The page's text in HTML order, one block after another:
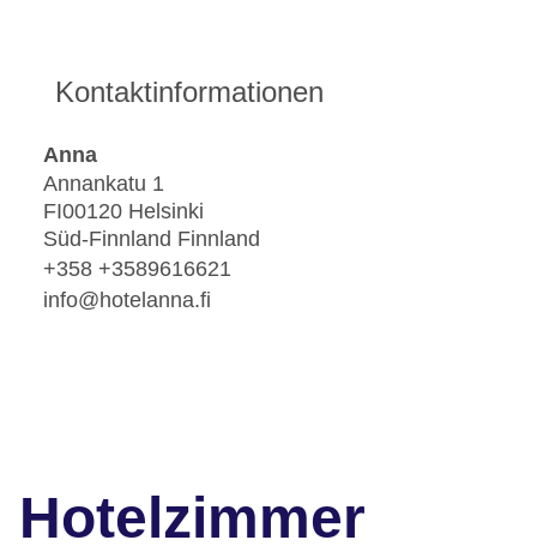
Kontaktinformationen
Anna
Annankatu 1
FI00120 Helsinki
Süd-Finnland Finnland
+358 +3589616621
info@hotelanna.fi
Hotelzimmer